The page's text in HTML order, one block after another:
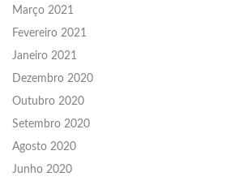
Março 2021
Fevereiro 2021
Janeiro 2021
Dezembro 2020
Outubro 2020
Setembro 2020
Agosto 2020
Junho 2020